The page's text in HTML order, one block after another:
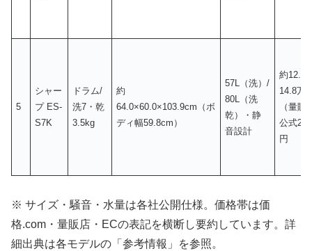
5
シャー
プ ES-
S7K
ドラム/
洗7・乾
3.5kg
約
64.0×60.0×103.9cm（ボ
ディ幅59.8cm）
57L（洗）/
80L（洗
乾）・静
音設計
約12.6
14.8万
（量販
公式
円
※ サイズ・騒音・水量は各社公開仕様。価格帯は価
格.com・量販店・ECの表記を横断し要約しています。詳
細出典は各モデルの「参考情報」を参照。